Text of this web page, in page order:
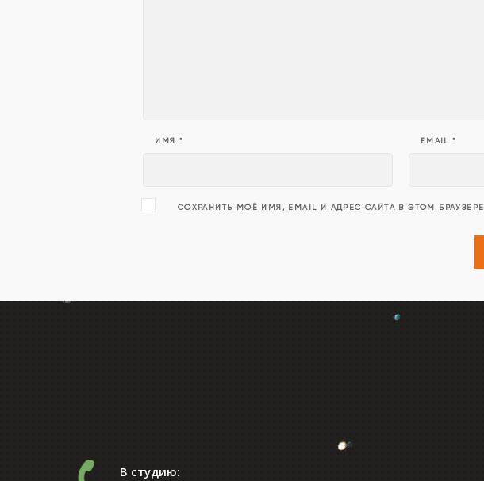
ИМЯ * EMAIL*
СОХРАНИТЬ МОЁ ИМЯ, EMAIL И АДРЕС САЙТА В ЭТОМ
В студию: